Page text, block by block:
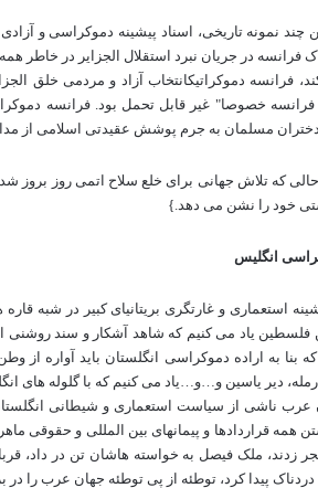
چند نمونه تاریخی، اسناد پیشینه دموکراسی و
فرانسه در جریان نبرد استقلال الجزایر در خاطر
فرانسه دموکراتیکانتخاب آزاد و مردمی خلق
فرانسه خصوصا" غیر قابل تحمل بود. فرانسه
دختران مسلمان به جرم پوشش عقیدتی اسلامی از
که تلاش جهانی برای خلع سلاح اتمی روز بروز
خود را نشن می دهد.}
انگلیس
استعماری و غارتگری بریتانیای کبیر در شبه
فلسطین یاد می کنیم که شاهد آشکار و سند روشنی
بنا به اراده دموکراسی انگلستان باید آواره از
رمله، دیر یاسین و…و…یاد می کنیم که با گلوله
عرب ناشی از سیاست استعماری و شیطانی انگلستان
همه قراردادها و پیمانهای بین المللی و حقوقی
زدند، ملک فیصل به خواسته هاشان تن در داد،
دردناک پیدا کرد، توطئه از پی توطئه جهان عرب را در